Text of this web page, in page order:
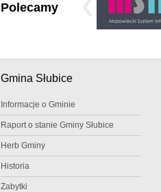
Polecamy
Gmina Słubice
Informacje o Gminie
Raport o stanie Gminy Słubice
Herb Gminy
Historia
Zabytki